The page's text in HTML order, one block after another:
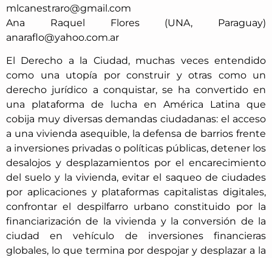
mlcanestraro@gmail.com
Ana Raquel Flores (UNA, Paraguay)
anaraflo@yahoo.com.ar
El Derecho a la Ciudad, muchas veces entendido
como una utopía por construir y otras como un
derecho jurídico a conquistar, se ha convertido en
una plataforma de lucha en América Latina que
cobija muy diversas demandas ciudadanas: el acceso
a una vivienda asequible, la defensa de barrios frente
a inversiones privadas o políticas públicas, detener los
desalojos y desplazamientos por el encarecimiento
del suelo y la vivienda, evitar el saqueo de ciudades
por aplicaciones y plataformas capitalistas digitales,
confrontar el despilfarro urbano constituido por la
financiarización de la vivienda y la conversión de la
ciudad en vehículo de inversiones financieras
globales, lo que termina por despojar y desplazar a la